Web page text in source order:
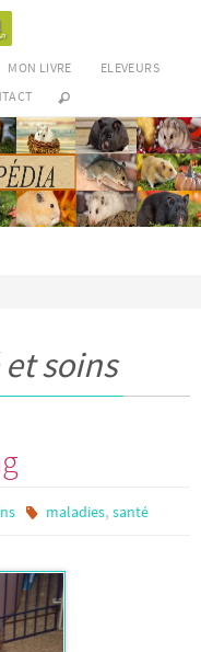
MON LIVRE
ELEVEURS
soins
maladies,santé